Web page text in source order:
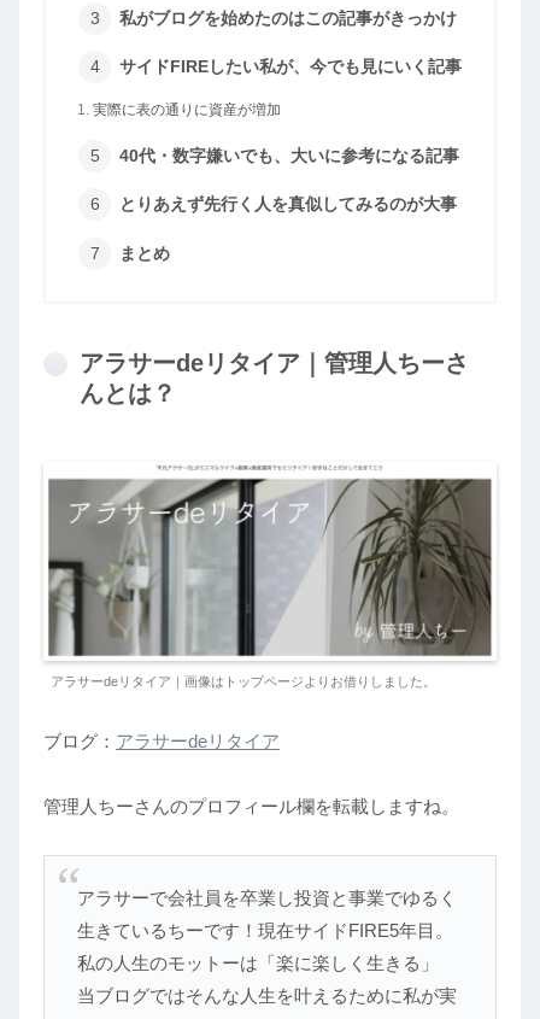
私がブログを始めたのはこの記事がきっかけ
サイドFIREしたい私が、今でも見にいく記事
実際に表の通りに資産が増加
40代・数字嫌いでも、大いに参考になる記事
とりあえず先行く人を真似してみるのが大事
まとめ
アラサーdeリタイア｜管理人ちーさ
んとは？
アラサーdeリタイア｜画像はトップページよりお借りしました。
ブログ： アラサーdeリタイア
管理人ちーさんのプロフィール欄を転載しますね。
アラサーで会社員を卒業し投資と事業でゆるく
生きているちーです！現在サイドFIRE5年目。
私の人生のモットーは「楽に楽しく生きる」
当ブログではそんな人生を叶えるために私が実